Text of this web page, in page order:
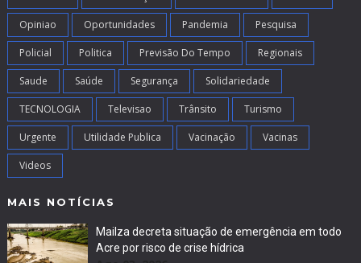
Opiniao Oportunidades Pandemia Pesquisa
Policial Politica Previsão Do Tempo Regionais
Saude Saúde Segurança Solidariedade
TECNOLOGIA Televisao Trânsito Turismo
Urgente Utilidade Publica Vacinação Vacinas
Videos
MAIS NOTÍCIAS
Mailza decreta situação de emergência em todo
Acre por risco de crise hídrica